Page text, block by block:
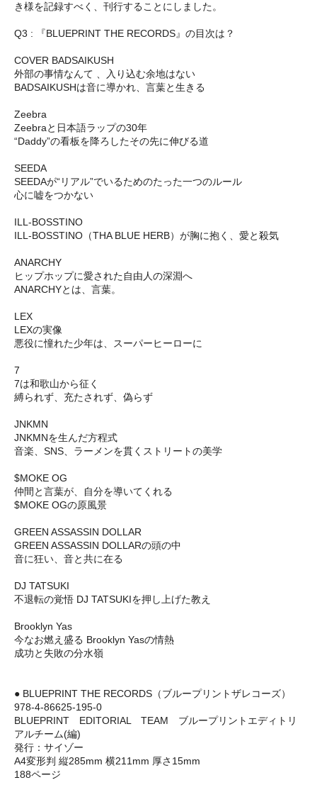
き様を記録すべく、刊行することにしました。
Q3 : 『BLUEPRINT THE RECORDS』の目次は？
COVER BADSAIKUSH
外部の事情なんて 、入り込む余地はない
BADSAIKUSHは音に導かれ、言葉と生きる
Zeebra
Zeebraと日本語ラップの30年
“Daddy”の看板を降ろしたその先に伸びる道
SEEDA
SEEDAが“リアル”でいるためのたった一つのルール
心に嘘をつかない
ILL-BOSSTINO
ILL-BOSSTINO（THA BLUE HERB）が胸に抱く、愛と殺気
ANARCHY
ヒップホップに愛された自由人の深淵へ
ANARCHYとは、言葉。
LEX
LEXの実像
悪役に憧れた少年は、スーパーヒーローに
7
7は和歌山から征く
縛られず、充たされず、偽らず
JNKMN
JNKMNを生んだ方程式
音楽、SNS、ラーメンを貫くストリートの美学
$MOKE OG
仲間と言葉が、自分を導いてくれる
$MOKE OGの原風景
GREEN ASSASSIN DOLLAR
GREEN ASSASSIN DOLLARの頭の中
音に狂い、音と共に在る
DJ TATSUKI
不退転の覚悟 DJ TATSUKIを押し上げた教え
Brooklyn Yas
今なお燃え盛る Brooklyn Yasの情熱
成功と失敗の分水嶺
● BLUEPRINT THE RECORDS（ブループリントザレコーズ）
978-4-86625-195-0
BLUEPRINT EDITORIAL TEAM ブループリントエディトリ
アルチーム(編)
発行：サイゾー
A4変形判 縦285mm 横211mm 厚さ15mm
188ページ